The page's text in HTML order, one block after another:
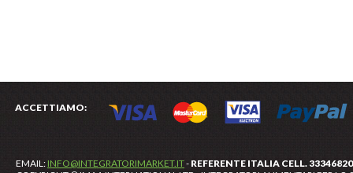
ACCETTIAMO:
EMAIL: INFO@INTEGRATORIMARKET.IT- REFERENTE ITALIA CELL.